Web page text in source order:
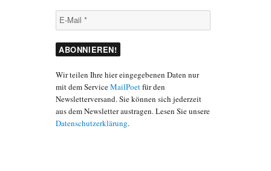
Wir teilen Ihre hier eingegebenen Daten nur
mit dem ServiceMailPoetfür den
Newsletterversand. Sie können sich jederzeit
aus dem Newsletter austragen. Lesen Sie unsere
Datenschutzerklärung.